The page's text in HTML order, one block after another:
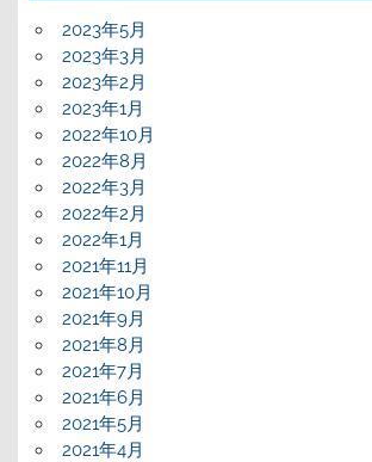
2023年5月
2023年3月
2023年2月
2023年1月
2022年10月
2022年8月
2022年3月
2022年2月
2022年1月
2021年11月
2021年10月
2021年9月
2021年8月
2021年7月
2021年6月
2021年5月
2021年4月